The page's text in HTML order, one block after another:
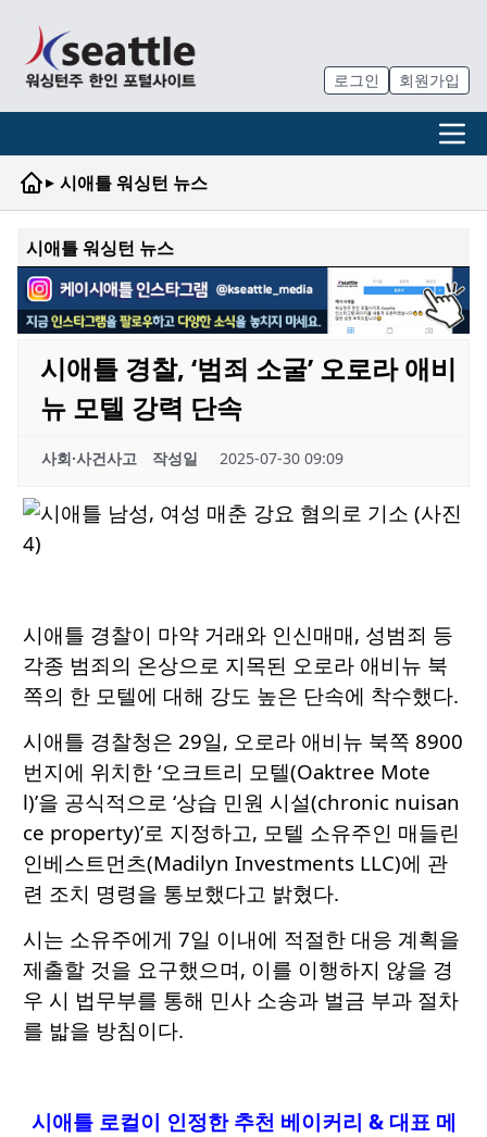
로그인 회원가입
▸ 시애틀 워싱턴 뉴스
시애틀 워싱턴 뉴스
시애틀 경찰, ‘범죄 소굴’ 오로라 애비
뉴 모텔 강력 단속
사회·사건사고 작성일 2025-07-30 09:09
시애틀 경찰이 마약 거래와 인신매매, 성범죄 등
각종 범죄의 온상으로 지목된 오로라 애비뉴 북
쪽의 한 모텔에 대해 강도 높은 단속에 착수했다.
시애틀 경찰청은 29일, 오로라 애비뉴 북쪽 8900
번지에 위치한 ‘오크트리 모텔(Oaktree Mote
l)’을 공식적으로 ‘상습 민원 시설(chronic nuisan
ce property)’로 지정하고, 모텔 소유주인 매들린
인베스트먼츠(Madilyn Investments LLC)에 관
련 조치 명령을 통보했다고 밝혔다.
시는 소유주에게 7일 이내에 적절한 대응 계획을
제출할 것을 요구했으며, 이를 이행하지 않을 경
우 시 법무부를 통해 민사 소송과 벌금 부과 절차
를 밟을 방침이다.
시애틀 로컬이 인정한 추천 베이커리 & 대표 메